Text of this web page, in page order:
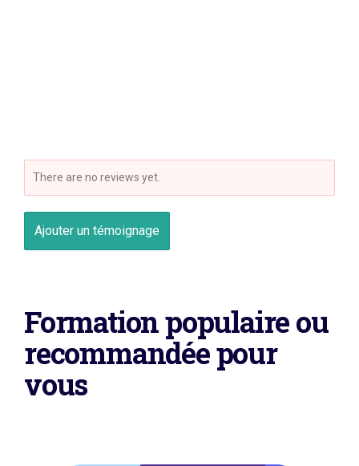
There are no reviews yet.
Ajouter un témoignage
Formation populaire ou
recommandée pour
vous